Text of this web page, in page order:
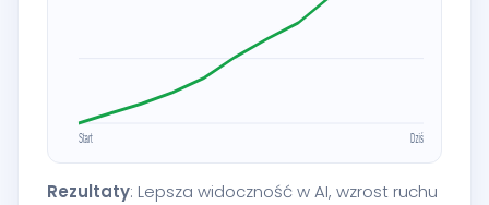
Rezultaty: Lepsza widoczność w AI, wzrost ruchu